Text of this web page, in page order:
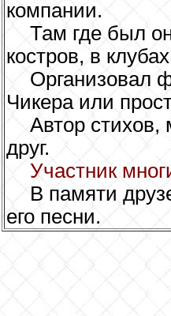
компании.
Там где был
костров, в
Организовал
Чикера или
Автор стихов,
друг.
Участник
В памяти
его песни.